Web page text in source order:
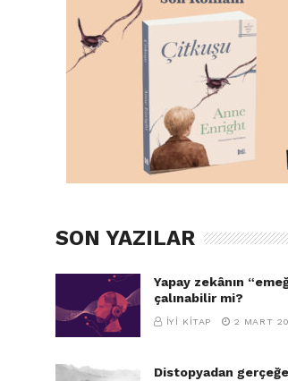
SON YAZILAR
Yapay zekânın
çalınabilir mi?
İYI KITAP 2 MART
Distopyadan